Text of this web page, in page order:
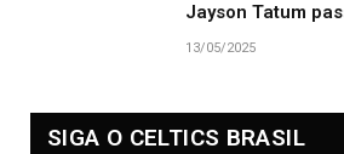
Jayson Tatum
13/05/2025
SIGA O CELTICS BRASIL